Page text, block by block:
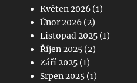
Květen 2026 (1)
Únor 2026 (2)
Listopad 2025 (1)
Říjen 2025 (2)
Září 2025 (1)
Srpen 2025 (1)